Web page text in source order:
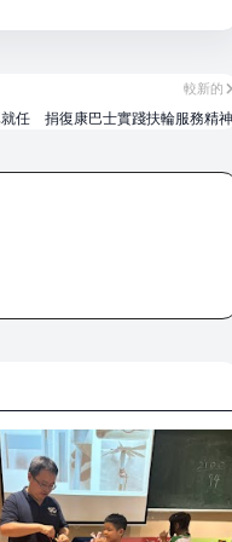
較新的
任 捐復康巴士實踐扶輪服務精神